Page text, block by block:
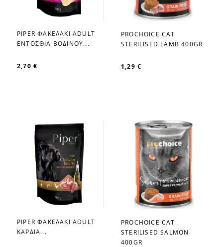
favorite_border
PIPER ΦΑΚΕΛΑΚΙ ADULT
ΕΝΤΟΣΘΙΑ ΒΟΔΙΝΟΥ...
2,70 €
favorite_border
PROCHOICE CAT
STERILISED LAMB 400GR
1,29 €
favorite_border
PIPER ΦΑΚΕΛΑΚΙ ADULT
ΚΑΡΔΙΑ...
favorite_border
PROCHOICE CAT
STERILISED SALMON
400GR